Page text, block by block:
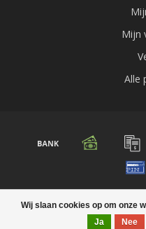
Wij slaan cookies op om onze
Ja
Nee
Mijn
Alle
© Copyright